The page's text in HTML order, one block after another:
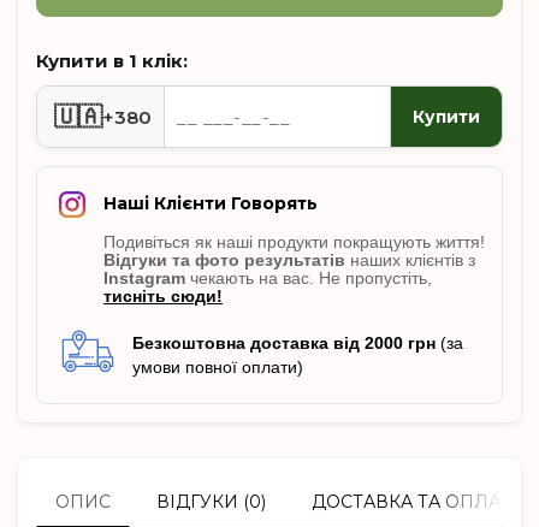
Купити в 1 клік:
🇺🇦+380 Купити
Наші Клієнти Говорять
Подивіться як наші продукти покращують життя!
Відгуки та фото результатів наших клієнтів з
Instagram чекають на вас. Не пропустіть,
тисніть сюди!
Безкоштовна доставка від 2000 грн (за
умови повної оплати)
ОПИС ВІДГУКИ (0) ДОСТАВКА ТА ОПЛАТА